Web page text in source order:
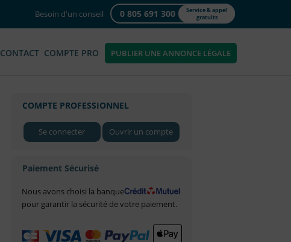
Besoin d'un conseil 0 805 691 300
Service & appel
gratuits
CONTACT COMPTE PRO PUBLIER UNE ANNONCE LÉGALE
COMPTE PROFESSIONNEL
Se connecter Ouvrir un compte
Paiement Sécurisé
Nous avons choisi la banque
pour garantir la sécurité de votre paiement.